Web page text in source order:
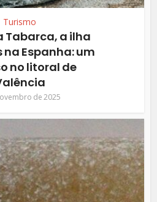
Turismo
Tabarca, a ilha
Espanha: um
no litoral de
de 2025